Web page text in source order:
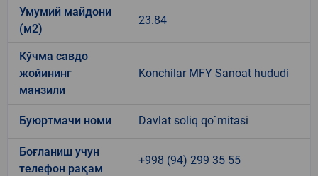
Умумий майдони
(м2)
23.84
Кўчма савдо
жойининг
манзили
Konchilar MFY Sanoat hududi
Буюртмачи номи Davlat soliq qo`mitasi
Боғланиш учун
телефон рақам
+998 (94) 299 35 55